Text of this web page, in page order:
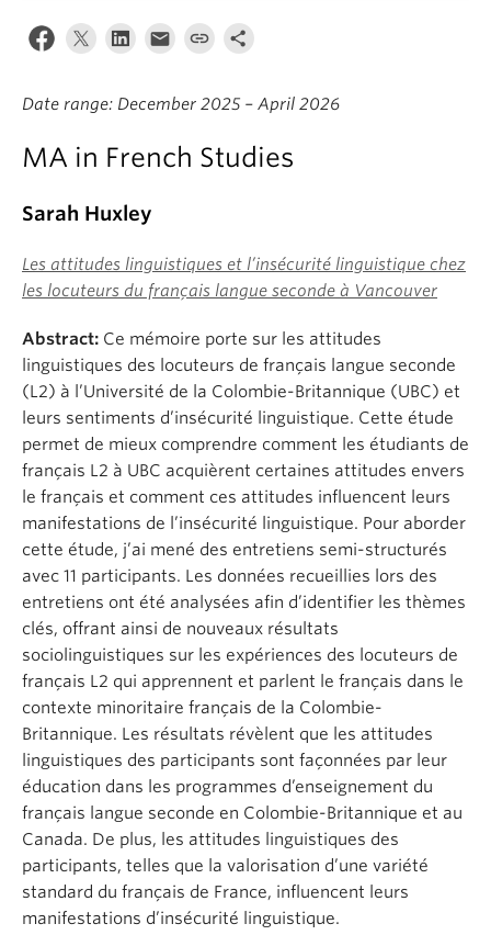
About
Date range: December 2025 – April 2026
MA in French Studies
Sarah Huxley
Les attitudes linguistiques et l’insécurité linguistique chez
les locuteurs du français langue seconde à Vancouver
Abstract: Ce mémoire porte sur les attitudes
linguistiques des locuteurs de français langue seconde
(L2) à l’Université de la Colombie-Britannique (UBC) et
leurs sentiments d’insécurité linguistique. Cette étude
permet de mieux comprendre comment les étudiants de
français L2 à UBC acquièrent certaines attitudes envers
le français et comment ces attitudes influencent leurs
manifestations de l’insécurité linguistique. Pour aborder
cette étude, j’ai mené des entretiens semi-structurés
avec 11 participants. Les données recueillies lors des
entretiens ont été analysées afin d’identifier les thèmes
clés, offrant ainsi de nouveaux résultats
sociolinguistiques sur les expériences des locuteurs de
français L2 qui apprennent et parlent le français dans le
contexte minoritaire français de la Colombie-
Britannique. Les résultats révèlent que les attitudes
linguistiques des participants sont façonnées par leur
éducation dans les programmes d’enseignement du
français langue seconde en Colombie-Britannique et au
Canada. De plus, les attitudes linguistiques des
participants, telles que la valorisation d’une variété
standard du français de France, influencent leurs
manifestations d’insécurité linguistique.